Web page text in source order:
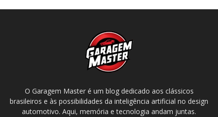
O Garagem Master é um blog dedicado aos clássicos
brasileiros e às possibilidades da inteligência artificial no design
automotivo. Aqui, memória e tecnologia andam juntas.